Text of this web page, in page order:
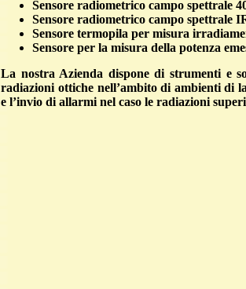
Sensore radiometrico campo spettrale
Sensore radiometrico campo spettrale
Sensore termopila per misura
Sensore per la misura della potenza
La nostra Azienda dispone di strumenti e
radiazioni ottiche nell’ambito di ambienti di
e l’invio di allarmi nel caso le radiazioni